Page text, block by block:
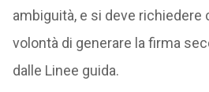
ambiguità, e si deve richiedere
volontà di generare la firma
dalle Linee guida.